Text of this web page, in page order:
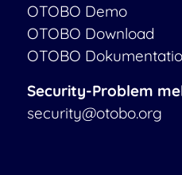
OTOBO Demo
OTOBO Download
OTOBO
Security-Problem
security@otobo.org